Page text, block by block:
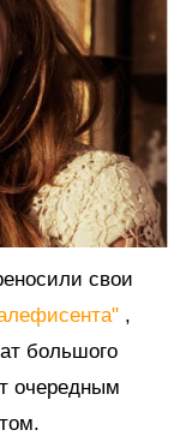
свои
,
большого
очередным